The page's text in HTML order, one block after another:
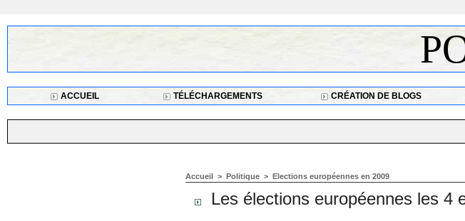
ACCUEIL TÉLÉCHARGEMENTS CRÉATION DE BLOGS
Accueil > Politique > Elections européennes en 2009
Les élections européennes les 4